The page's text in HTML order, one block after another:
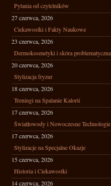
Pytania od czytelników
27 czerwca, 2026
Ciekawostki i Fakty Naukowe
23 czerwca, 2026
Dermokosmetyki i skóra problematyczna
20 czerwca, 2026
Stylizacja fryzur
18 czerwca, 2026
Treningi na Spalanie Kalorii
17 czerwca, 2026
Światłowody i Nowoczesne Technologie
17 czerwca, 2026
Stylizacje na Specjalne Okazje
15 czerwca, 2026
Historia i Ciekawostki
14 czerwca, 2026